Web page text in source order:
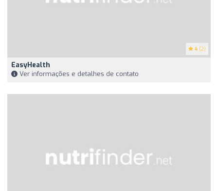
4 (2)
EasyHealth
Ver informações e detalhes de contato